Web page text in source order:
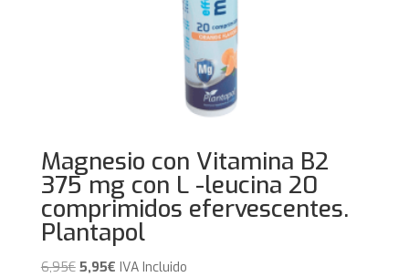
Magnesio con Vitamina B2
375 mg con L -leucina 20
comprimidos efervescentes.
Plantapol
6,95€ El
5,95€ElIVA Incluido